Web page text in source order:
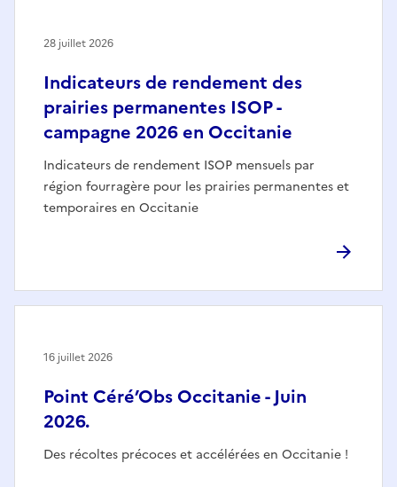
Indicateurs de rendement des
prairies permanentes ISOP -
campagne 2026 en Occitanie
Indicateurs de rendement ISOP mensuels par
région fourragère pour les prairies permanentes et
temporaires en Occitanie
28 juillet 2026
Point Céré’Obs Occitanie - Juin
2026.
Des récoltes précoces et accélérées en Occitanie !
16 juillet 2026